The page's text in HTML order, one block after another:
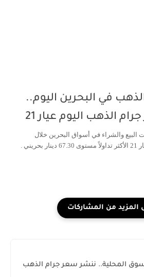
في البحرين اليوم..
الذهب اليوم عيار 21
البيع والشراء في أسواق البحرين خلال
التعاملات الصباحية. سجل عيار 21 الأكثر تداولاً مستوى 67.30 دينار بحريني .
المحلية.. ننشر سعر جرام الذهب